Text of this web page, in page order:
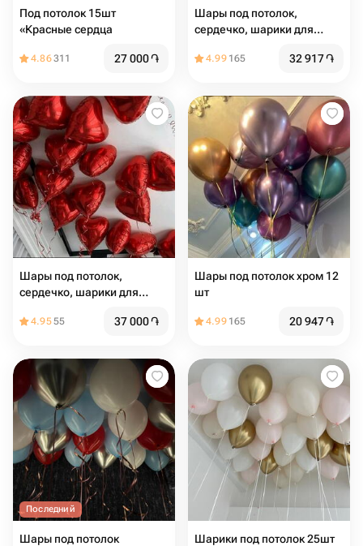
Под потолок 15шт
«Красные сердца
4.86311 27 000֏
Шары под потолок,
сердечко, шарики для
4.99 165 32 917֏
Шары под потолок,
сердечко, шарики для
4.9555 37 000֏
Шары под потолок хром 12
шт
4.99 165 20 947֏
Последний
Шары под потолок
Шарики под потолок 25шт